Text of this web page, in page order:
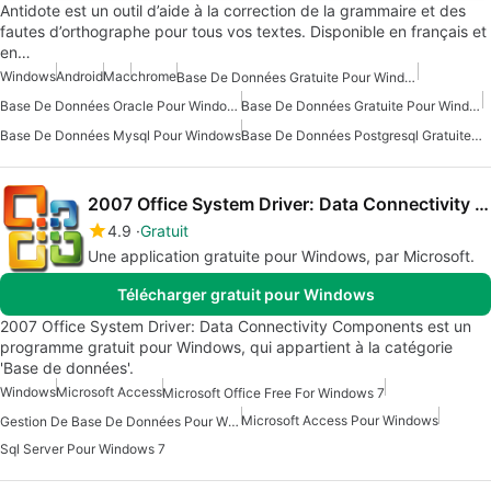
Antidote est un outil d’aide à la correction de la grammaire et des
fautes d’orthographe pour tous vos textes. Disponible en français et
en…
WindowsAndroidMacchrome
Base De Données Gratuite Pour Windows 10
Base De Données Oracle Pour Windows
Base De Données Gratuite Pour Windows
Base De Données Mysql Pour Windows
Base De Données Postgresql Gratuite Pour Windows
2007 Office System Driver: Data Connectivity Components
4.9 Gratuit
Une application gratuite pour Windows, par Microsoft.
Télécharger gratuit pour Windows
2007 Office System Driver: Data Connectivity Components est un
programme gratuit pour Windows, qui appartient à la catégorie
'Base de données'.
WindowsMicrosoft AccessMicrosoft Office Free For Windows 7
Gestion De Base De Données Pour Windows Microsoft Access Pour Windows
Sql Server Pour Windows 7